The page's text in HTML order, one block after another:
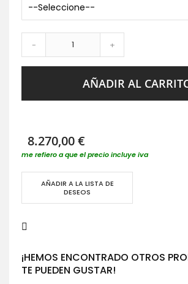
- +
AÑADIR AL
8.270,00 €
me refiero a que el precio incluye iva
AÑADIR A LA LISTA DE
DESEOS
¡HEMOS ENCONTRADO OTROS
TE PUEDEN GUSTAR!